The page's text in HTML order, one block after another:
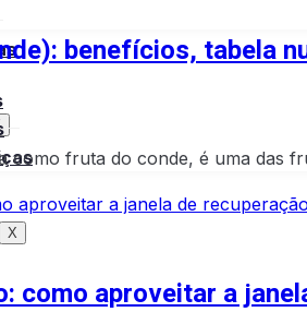
X
benefícios, tabela
como fruta do conde, é uma das
como aproveitar a